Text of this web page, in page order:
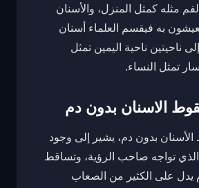
مثله كمثل المنزل، والأسنان
به فيقسم العلماء أسنان
ناحيتين ناحية اليمين تمثل
تمثل النساء.
الاسنان بدون دم
بدون دم، يشير إلى وجود
الذي تواجه صاحب الرؤية، وتساقط
يدل على الكثير من الصعاب